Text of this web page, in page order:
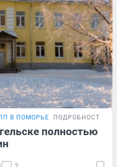
В ПОМОРЬЕ ПОДРОБНОСТИ
полностью